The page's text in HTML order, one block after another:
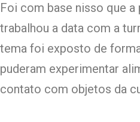
Foi com base nisso que
trabalhou a data com a
tema foi exposto de
puderam experimentar
contato com objetos da